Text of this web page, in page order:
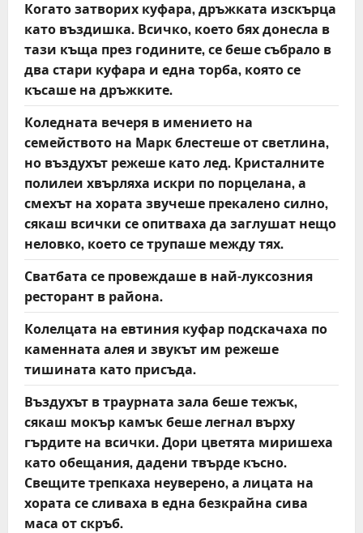
Когато затворих куфара, дръжката изскърца
като въздишка. Всичко, което бях донесла в
тази къща през годините, се беше събрало в
два стари куфара и една торба, която се
късаше на дръжките.
Коледната вечеря в имението на
семейството на Марк блестеше от светлина,
но въздухът режеше като лед. Кристалните
полилеи хвърляха искри по порцелана, а
смехът на хората звучеше прекалено силно,
сякаш всички се опитваха да заглушат нещо
неловко, което се трупаше между тях.
Сватбата се провеждаше в най-луксозния
ресторант в района.
Колелцата на евтиния куфар подскачаха по
каменната алея и звукът им режеше
тишината като присъда.
Въздухът в траурната зала беше тежък,
сякаш мокър камък беше легнал върху
гърдите на всички. Дори цветята миришеха
като обещания, дадени твърде късно.
Свещите трепкаха неуверено, а лицата на
хората се сливаха в една безкрайна сива
маса от скръб.